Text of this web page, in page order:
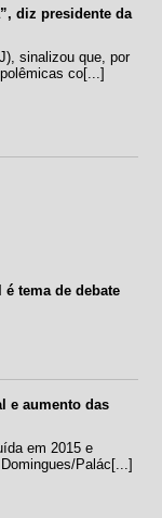
diz presidente da
sinalizou que, por
co[...]
tema de debate
e aumento das
em 2015 e
Palác[...]